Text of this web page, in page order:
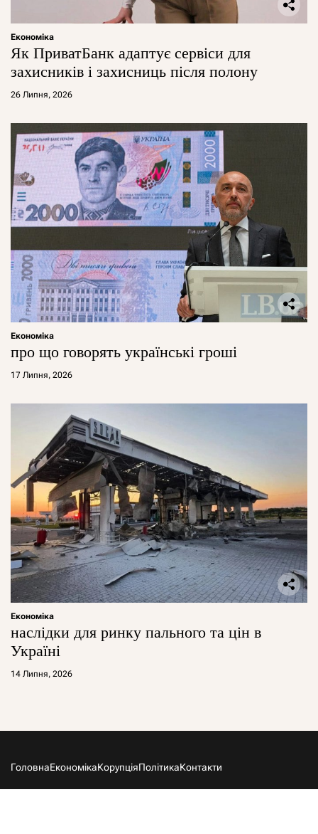
Економіка
Як ПриватБанк адаптує сервіси для
захисників і захисниць після полону
26 Липня, 2026
Економіка
про що говорять українські гроші
17 Липня, 2026
Економіка
наслідки для ринку пального та цін в
Україні
14 Липня, 2026
ГоловнаЕкономікаКорупціяПолітикаКонтакти